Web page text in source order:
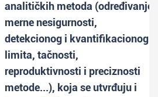
analitičkih metoda (određivanje
merne nesigurnosti,
detekcionog i kvantifikacionog
limita, tačnosti,
reproduktivnosti i preciznosti
metode...), koja se utvrđuju i